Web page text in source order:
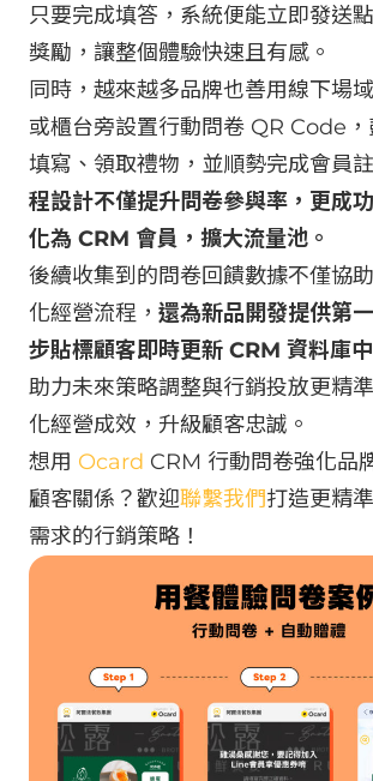
只要完成填答，系統便能立即發送
獎勵，讓整個體驗快速且有感。
同時，越來越多品牌也善用線下場
或櫃台旁設置行動問卷 QR Code
填寫、領取禮物，並順勢完成會員註
程設計不僅提升問卷參與率，更成
化為 CRM 會員，擴大流量池。
後續收集到的問卷回饋數據不僅協
化經營流程， 還為新品開發提供第
步貼標顧客即時更新 CRM 資料庫
助力未來策略調整與行銷投放更精
化經營成效，升級顧客忠誠。
想用 Ocard CRM 行動問卷強化品
顧客關係？歡迎聯繫我們打造更精
需求的行銷策略！